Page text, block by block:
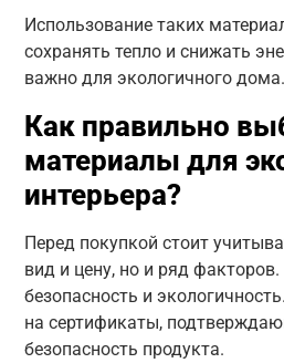
Использование таких
сохранять тепло и снижать
важно для экологичного дома.
Как правильно
материалы для
интерьера?
Перед покупкой стоит
вид и цену, но и ряд
безопасность и
на сертификаты,
безопасность продукта.